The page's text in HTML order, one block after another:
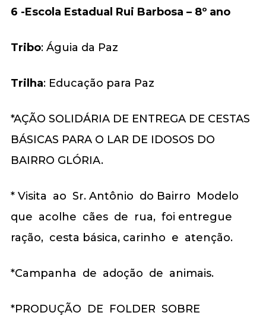
6 -Escola Estadual Rui Barbosa – 8º ano
Tribo: Águia da Paz
Trilha: Educação para Paz
*AÇÃO SOLIDÁRIA DE ENTREGA DE CESTAS
BÁSICAS PARA O LAR DE IDOSOS DO
BAIRRO GLÓRIA.
* Visita ao Sr. Antônio do Bairro Modelo
que acolhe cães de rua, foi entregue
ração, cesta básica, carinho e atenção.
*Campanha de adoção de animais.
*PRODUÇÃO DE FOLDER SOBRE